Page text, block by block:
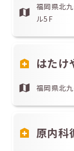
福岡県北
ル5F
はたけ
福岡県北
原内科